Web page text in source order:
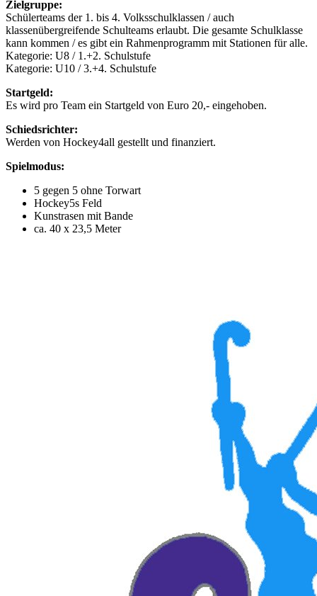
Zielgruppe:
Schülerteams der 1. bis 4. Volksschulklassen / auch
klassenübergreifende Schulteams erlaubt. Die gesamte Schulklasse
kann kommen / es gibt ein Rahmenprogramm mit Stationen für alle.
Kategorie: U8 / 1.+2. Schulstufe
Kategorie: U10 / 3.+4. Schulstufe
Startgeld:
Es wird pro Team ein Startgeld von Euro 20,- eingehoben.
Schiedsrichter:
Werden von Hockey4all gestellt und finanziert.
Spielmodus:
5 gegen 5 ohne Torwart
Hockey5s Feld
Kunstrasen mit Bande
ca. 40 x 23,5 Meter